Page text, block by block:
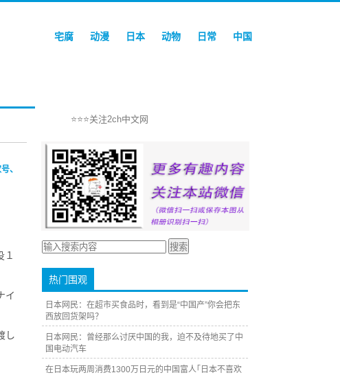
宅腐 动漫 日本 动物 日常 中国
、
イ
し
⭐⭐⭐关注2ch中文网
热门围观
日本网民：在超市买食品时，看到是“中国产”你会把东
西放回货架吗？
日本网民：曾经那么讨厌中国的我，迫不及待地买了中
国电动汽车
在日本玩两周消费1300万日元的中国富人｢日本不喜欢